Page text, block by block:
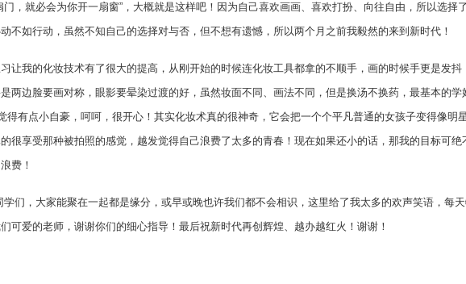
，就必会为你开一扇窗”，大概就是这样吧！因为自己喜欢画画、喜欢打扮、向往自由，所以选
不如行动，虽然不知自己的选择对与否，但不想有遗憾，所以两个月之前我毅然的来到新时代！
我的化妆技术有了很大的提高，从刚开始的时候连化妆工具都拿的不顺手，画的时候手更是发
两边脸要画对称，眼影要晕染过渡的好，虽然妆面不同、画法不同，但是换汤不换药，最基本的
得有点小自豪，呵呵，很开心！其实化妆术真的很神奇，它会把一个个平凡普通的女孩子变得像
很享受那种被拍照的感觉，越发觉得自己浪费了太多的青春！现在如果还小的话，那我的目标可
浪费！
，大家能聚在一起都是缘分，或早或晚也许我们都不会相识，这里给了我太多的欢声笑语，每
可爱的老师，谢谢你们的细心指导！最后祝新时代再创辉煌、越办越红火！谢谢！